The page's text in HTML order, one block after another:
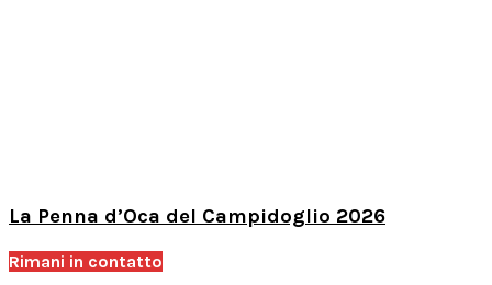
La Penna d’Oca del Campidoglio 2026
Rimani in contatto